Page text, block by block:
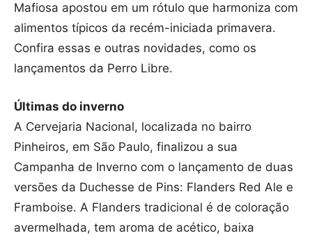
Mafiosa apostou em um rótulo que harmoniza com
alimentos típicos da recém-iniciada primavera.
Confira essas e outras novidades, como os
lançamentos da Perro Libre.
Últimas do inverno
A Cervejaria Nacional, localizada no bairro
Pinheiros, em São Paulo, finalizou a sua
Campanha de Inverno com o lançamento de duas
versões da Duchesse de Pins: Flanders Red Ale e
Framboise. A Flanders tradicional é de coloração
avermelhada, tem aroma de acético, baixa